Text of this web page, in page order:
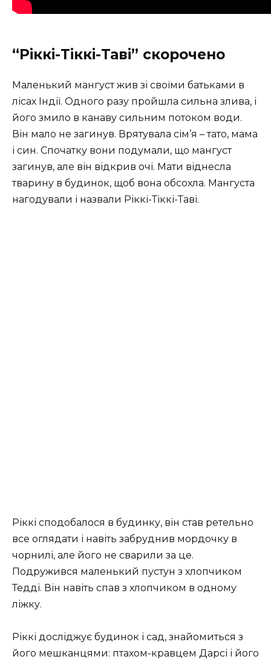
“Ріккі-Тіккі-Таві” скорочено
Маленький мангуст жив зі своїми батьками в
лісах Індії. Одного разу пройшла сильна злива, і
його змило в канаву сильним потоком води.
Він мало не загинув. Врятувала сім’я – тато, мама
і син. Спочатку вони подумали, що мангуст
загинув, але він відкрив очі. Мати віднесла
тварину в будинок, щоб вона обсохла. Мангуста
нагодували і назвали Ріккі-Тіккі-Таві.
Ріккі сподобалося в будинку, він став ретельно
все оглядати і навіть забруднив мордочку в
чорнилі, але його не сварили за це.
Подружився маленький пустун з хлопчиком
Тедді. Він навіть спав з хлопчиком в одному
ліжку.
Ріккі досліджує будинок і сад, знайомиться з
його мешканцями: птахом-кравцем Дарсі і його